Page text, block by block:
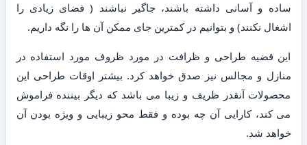
ساده و آسانی داشته باشند، جاگیر نباشند ( فضای زیادی را
اشغال نکنند) و بتوانیم در کمترین جای ممکن آن ها را نگه داریم.
این قضیه طراحی و ظرافت در مورد ظروف مورد استفاده در
منازل و مجالس نیز صدق خواهد کرد. بیشتر اوقات طراحی این
محصولات آنقدر ظریف و زیبا می باشد که دیگر بیننده فراموش
می کند، کارایی آن چه بوده و فقط محو زیبایی و ویژه بودن آن
خواهد شد.